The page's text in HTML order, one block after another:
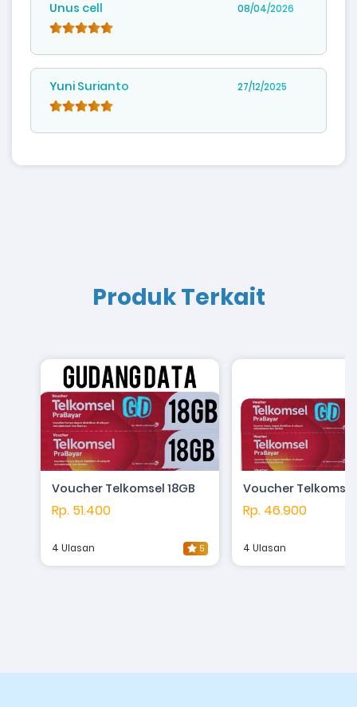
Unus cell 08/04/2026
Yuni Surianto 27/12/2025
Produk Terkait
Voucher Telkomsel 18GB
Rp. 51.400
4 Ulasan 5
Voucher Telkomsel
Rp. 46.900
4 Ulasan